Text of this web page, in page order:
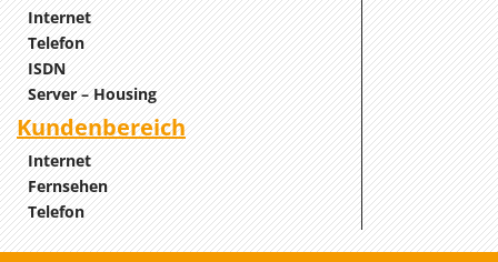
Internet
Telefon
ISDN
Server – Housing
Kundenbereich
Internet
Fernsehen
Telefon